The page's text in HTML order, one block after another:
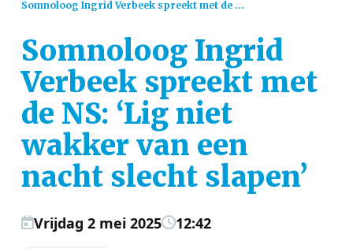
Somnoloog Ingrid Verbeek spreekt met de ...
Somnoloog Ingrid
Verbeek spreekt met
de NS: ‘Lig niet
wakker van een
nacht slecht slapen’
Vrijdag 2 mei 2025 12:42